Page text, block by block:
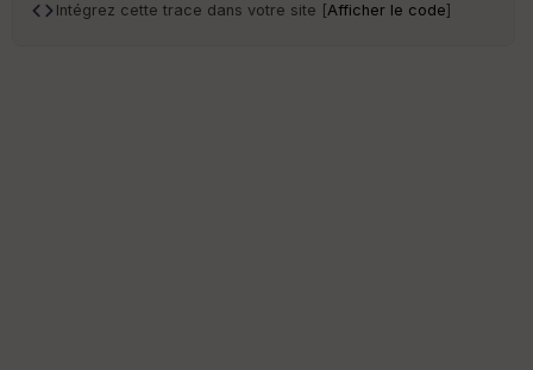
Intégrez cette trace dans votre site [Afficher le code]